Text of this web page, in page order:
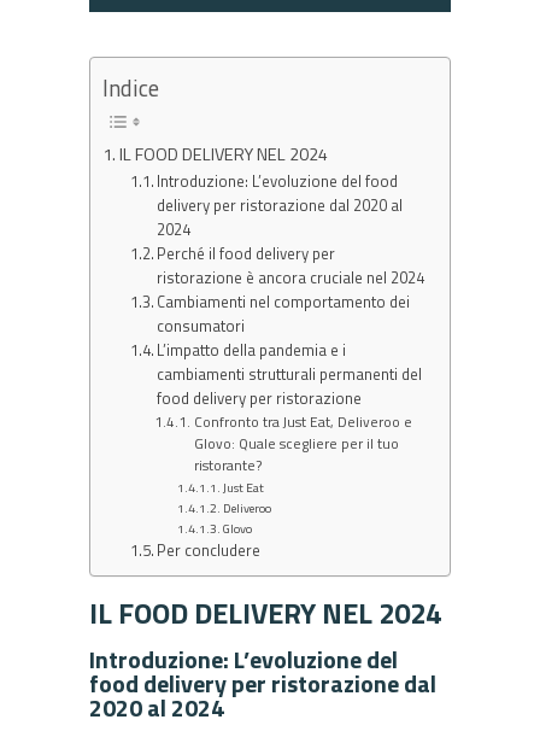
Indice
IL FOOD DELIVERY NEL 2024
Introduzione: L’evoluzione del food
delivery per ristorazione dal 2020 al
2024
Perché il food delivery per
ristorazione è ancora cruciale nel 2024
Cambiamenti nel comportamento dei
consumatori
L’impatto della pandemia e i
cambiamenti strutturali permanenti del
food delivery per ristorazione
Confronto tra Just Eat, Deliveroo e
Glovo: Quale scegliere per il tuo
ristorante?
Just Eat
Deliveroo
Glovo
Per concludere
IL FOOD DELIVERY NEL 2024
Introduzione: L’evoluzione del
food delivery per ristorazione dal
2020 al 2024